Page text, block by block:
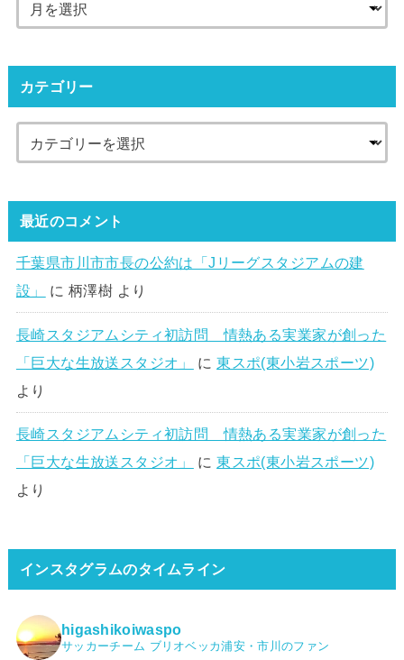
カテゴリー
最近のコメント
千葉県市川市市長の公約は「Jリーグスタジアムの建
設」
に 柄澤樹 より
長崎スタジアムシティ初訪問 情熱ある実業家が創った
「巨大な生放送スタジオ」
に東スポ(東小岩スポーツ)
より
長崎スタジアムシティ初訪問 情熱ある実業家が創った
「巨大な生放送スタジオ」
に東スポ(東小岩スポーツ)
より
インスタグラムのタイムライン
higashikoiwaspo
サッカーチーム ブリオベッカ浦安・市川のファン